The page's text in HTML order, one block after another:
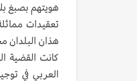
هويتهم بصبغ
تعقيدات
هذان البلدان
كانت القضية
العربي في